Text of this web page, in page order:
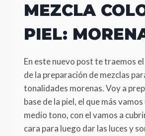
MEZCLA
PIEL:
En este nuevo post te traemos el
de la preparación de mezclas
tonalidades morenas. Voy a
base de la piel, el que más
medio tono, con el vamos a
cara para luego dar las luces y